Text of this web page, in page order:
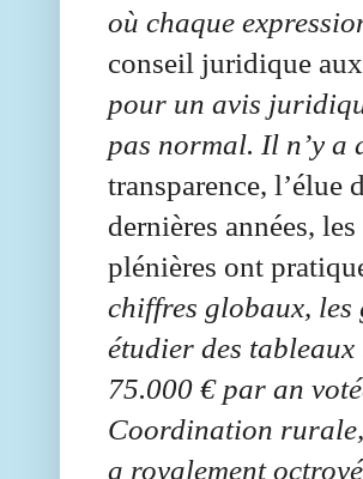
où chaque
conseil juridique
pour un avis
pas normal. Il n’y a
transparence, l’élue
dernières années,
plénières ont
chiffres globaux,
étudier des
75.000 € par an
Coordination
a royalement